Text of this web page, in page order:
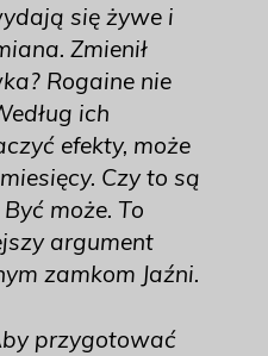
się żywe i
Zmienił
Rogaine nie
ich
efekty, może
Czy to są
może. To
argument
zamkom Jaźni.
przygotować